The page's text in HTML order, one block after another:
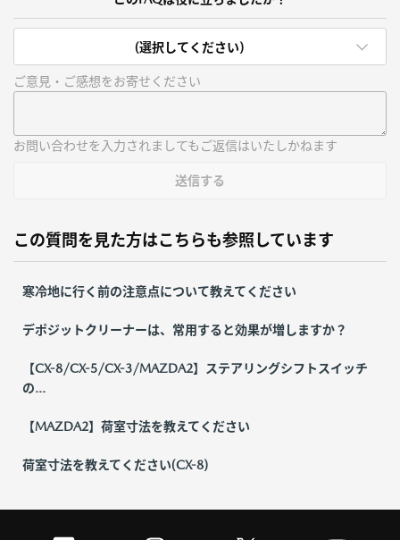
(選択してください)
ご意見・ご感想をお寄せください
お問い合わせを入力されましてもご返信はいたしかねます
送信する
この質問を見た方はこちらも参照しています
寒冷地に行く前の注意点について教えてください
デポジットクリーナーは、常用すると効果が増しますか？
【CX-8/CX-5/CX-3/MAZDA2】ステアリングシフトスイッチ
の...
【MAZDA2】荷室寸法を教えてください
荷室寸法を教えてください(CX-8)